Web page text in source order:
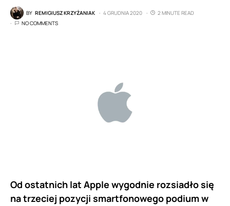
BY REMIGIUSZ KRZYŻANIAK 4 GRUDNIA 2020
2 MINUTE READ
NO COMMENTS
Od ostatnich lat Apple wygodnie rozsiadło się
na trzeciej pozycji smartfonowego podium w